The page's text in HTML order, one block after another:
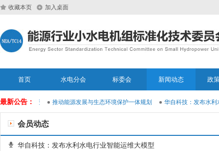
收藏本页 加入桌面
首页 水电分会 标委会 新闻动态 政
最新公告：
化进展趋缓 推动能源发展与生态环境保护一体规划 华自科技：发布水利
会员动态
华自科技：发布水利水电行业智能运维大模型